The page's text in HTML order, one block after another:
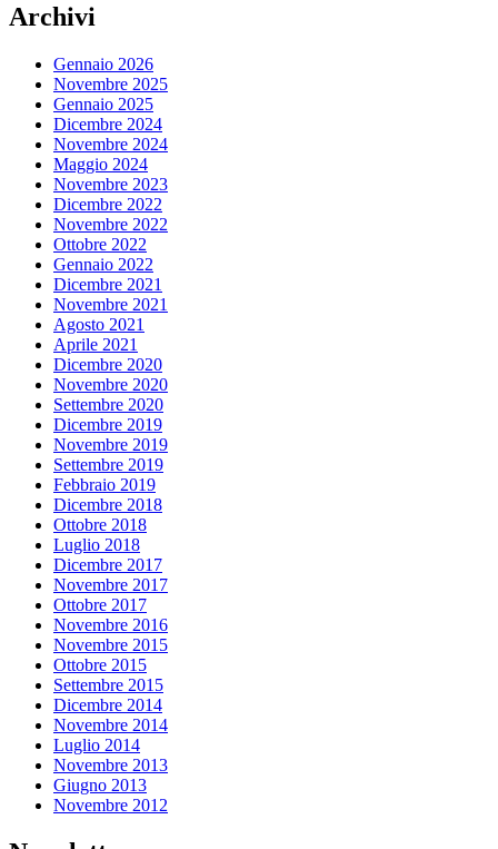
Archivi
Gennaio 2026
Novembre 2025
Gennaio 2025
Dicembre 2024
Novembre 2024
Maggio 2024
Novembre 2023
Dicembre 2022
Novembre 2022
Ottobre 2022
Gennaio 2022
Dicembre 2021
Novembre 2021
Agosto 2021
Aprile 2021
Dicembre 2020
Novembre 2020
Settembre 2020
Dicembre 2019
Novembre 2019
Settembre 2019
Febbraio 2019
Dicembre 2018
Ottobre 2018
Luglio 2018
Dicembre 2017
Novembre 2017
Ottobre 2017
Novembre 2016
Novembre 2015
Ottobre 2015
Settembre 2015
Dicembre 2014
Novembre 2014
Luglio 2014
Novembre 2013
Giugno 2013
Novembre 2012